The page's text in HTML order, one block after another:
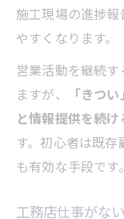
施工現場の進捗
やすくなります。
営業活動を継続
ますが、
「きつ
と情報提供を続
す。初心者は既
も有効な手段です。
工務店仕事がな